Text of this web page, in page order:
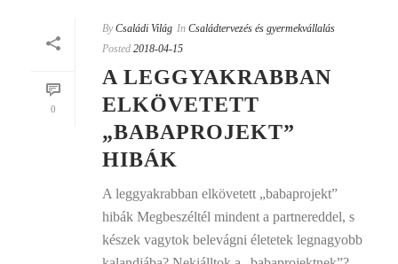
0
By Családi Világ In Családtervezés és gyermekvállalás
Posted 2018-04-15
A LEGGYAKRABBAN
ELKÖVETETT
„BABAPROJEKT”
HIBÁK
A leggyakrabban elkövetett „babaprojekt”
hibák Megbeszéltél mindent a partnereddel, s
készek vagytok belevágni életetek legnagyobb